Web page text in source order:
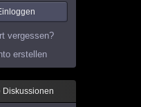
vergessen?
erstellen
Diskussionen